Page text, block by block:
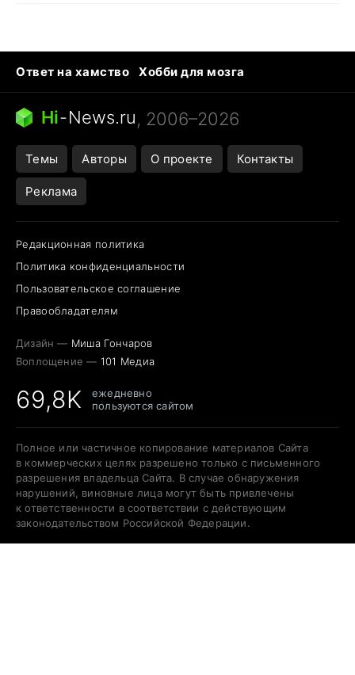
Ответ на хамство
Хобби для мозга
Бензин 100 и 95
Тунцы в океанариуме
Следующая пандемия
Hi-News.ru, 2006–2026
Темы Авторы О проекте Контакты
Реклама
Редакционная политика
Политика конфиденциальности
Пользовательское соглашение
Правообладателям
Дизайн — Миша Гончаров
Воплощение — 101 Медиа
69,8K
ежедневно
пользуются сайтом
Полное или частичное копирование материалов Сайта
в коммерческих целях разрешено только с письменного
разрешения владельца Сайта. В случае обнаружения
нарушений, виновные лица могут быть привлечены
к ответственности в соответствии с действующим
законодательством Российской Федерации.